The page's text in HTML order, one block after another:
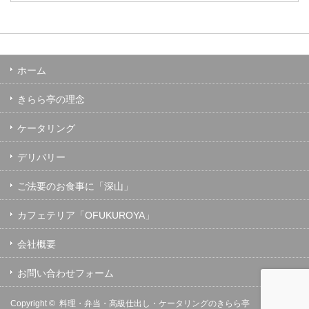
ホーム
きらら亭の理念
ケータリング
デリバリー
ご法要のお食事に「深山」
カフェテリア「OFUKUROYA」
会社概要
お問い合わせフォーム
Copyright © 料理・弁当・高級仕出し・ケータリングのきらら亭